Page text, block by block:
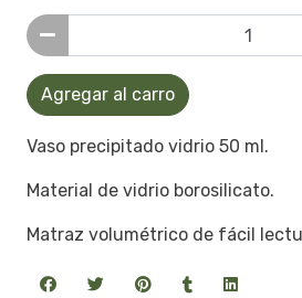
Agregar al carro
Vaso precipitado vidrio 50 ml.
Material de vidrio borosilicato.
Matraz volumétrico de fácil